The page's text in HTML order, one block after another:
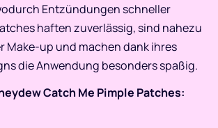
Entzündungen schneller
haften zuverlässig, sind nahezu
Make-up und machen dank ihres
die Anwendung besonders spaßig.
Catch Me Pimple Patches: